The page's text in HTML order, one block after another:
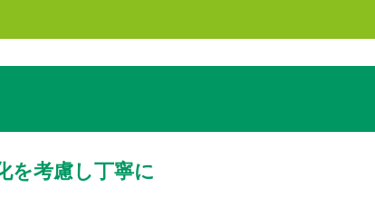
を考慮し丁寧に